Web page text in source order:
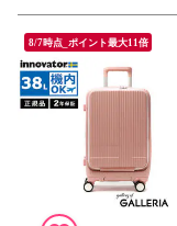
8/7時点_ポイント最大11倍